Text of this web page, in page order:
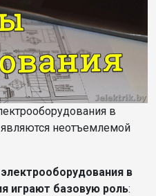
в
неотъемлемой
в
играют базовую роль: